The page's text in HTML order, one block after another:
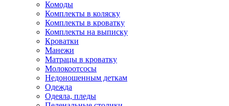
Комоды
Комплекты в коляску
Комплекты в кроватку
Комплекты на выписку
Кроватки
Манежи
Матрацы в кроватку
Молокоотсосы
Недоношенным деткам
Одежда
Одеяла, пледы